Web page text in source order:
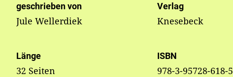
geschrieben von
Jule Wellerdiek
Verlag
Knesebeck
Länge
32 Seiten
ISBN
978-3-95728-618-5